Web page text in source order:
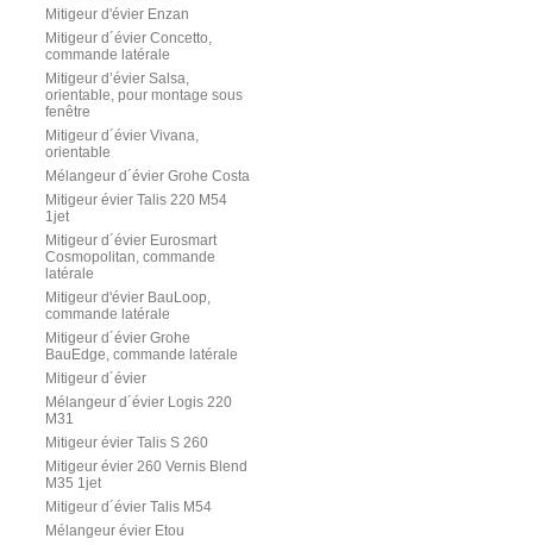
Mitigeur d'évier Enzan
Mitigeur d´évier Concetto,
commande latérale
Mitigeur d’évier Salsa,
orientable, pour montage sous
fenêtre
Mitigeur d´évier Vivana,
orientable
Mélangeur d´évier Grohe Costa
Mitigeur évier Talis 220 M54
1jet
Mitigeur d´évier Eurosmart
Cosmopolitan, commande
latérale
Mitigeur d'évier BauLoop,
commande latérale
Mitigeur d´évier Grohe
BauEdge, commande latérale
Mitigeur d´évier
Mélangeur d´évier Logis 220
M31
Mitigeur évier Talis S 260
Mitigeur évier 260 Vernis Blend
M35 1jet
Mitigeur d´évier Talis M54
Mélangeur évier Etou